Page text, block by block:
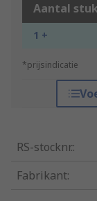
Aantal
1 +
*prijsindicatie
RS-stocknr.:
Fabrikant: